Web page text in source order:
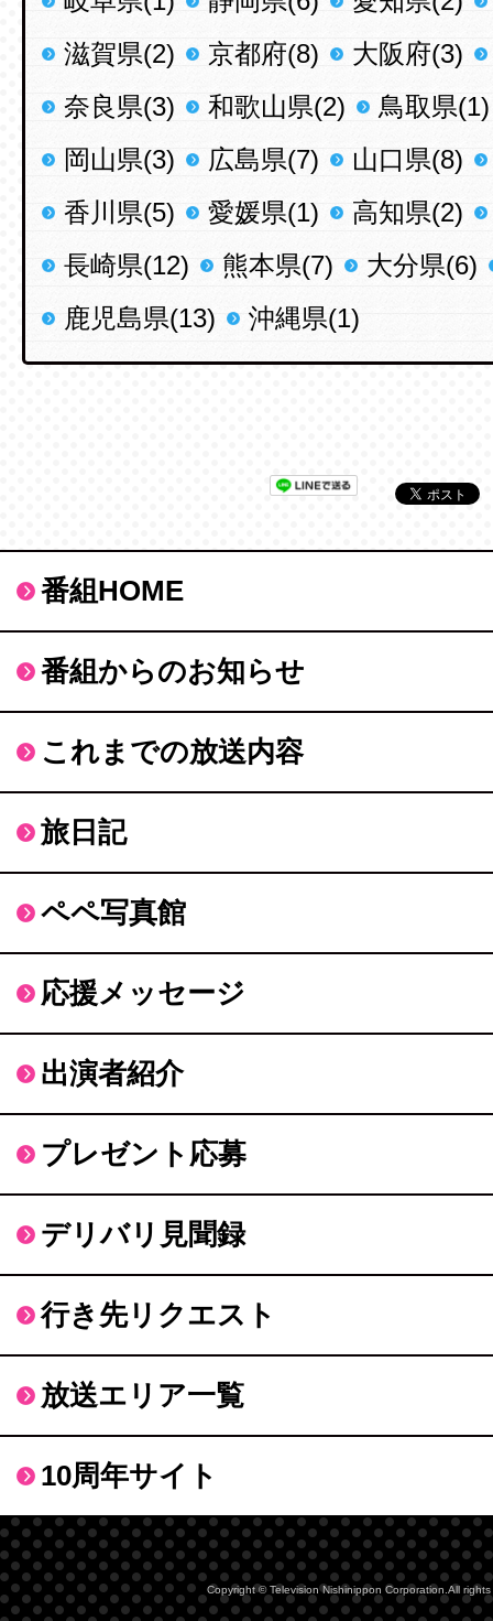
滋賀県(2)
京都府(8)
大阪府(3)
奈良県(3)
和歌山県(2)
鳥取県(1)
岡山県(3)
広島県(7)
山口県(8)
香川県(5)
愛媛県(1)
高知県(2)
長崎県(12)
熊本県(7)
大分県(6)
鹿児島県(13)
沖縄県(1)
番組HOME
番組からのお知らせ
これまでの放送内容
旅日記
ペペ写真館
応援メッセージ
出演者紹介
プレゼント応募
デリバリ見聞録
行き先リクエスト
放送エリア一覧
10周年サイト
Copyright © Television Nishinippon Corporation.All